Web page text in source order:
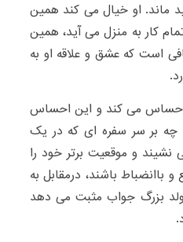
ماند. او خیال می کند همین
کار به منزل می آید، همین
است که عشق و علاقه او به
احساس می کند و این احساس
چه بر سر سفره ای که در یک
و موقعیت برتر خود را
باشند، درمقابل به
بزرگ جواب مثبت می دهد